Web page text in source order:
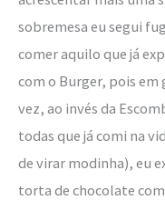
sobremesa eu segui
comer aquilo que já
com o Burger, pois em
vez, ao invés da
todas que já comi na
de virar modinha), eu
torta de chocolate